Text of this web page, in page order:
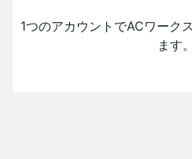
1つのアカウントでACワーク
ます。